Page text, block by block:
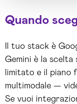
Quando
Il tuo stack è
Gemini è la scelta
limitato e il piano
multimodale —
Se vuoi